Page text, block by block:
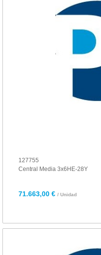
127755
Central Media 3x6HE-28Y
71.663,00 € / Unidad